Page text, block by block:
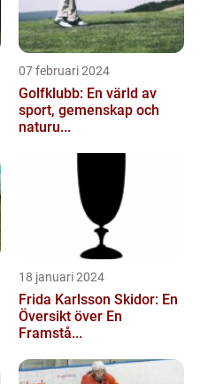
07 februari 2024
Golfklubb: En värld av
sport, gemenskap och
naturu...
18 januari 2024
Frida Karlsson Skidor: En
Översikt över En
Framstå...